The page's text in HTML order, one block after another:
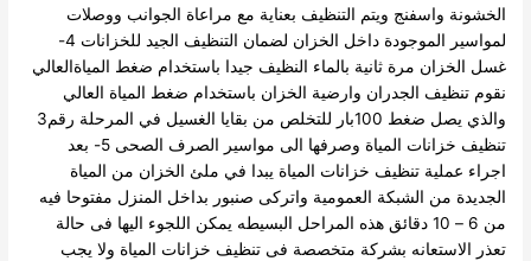
الخشونة واسفنج ويتم التنظيف بعناية مع مراعاة الجوانب ووصلات
لمواسير الموجودة داخل الخزان لضمان التنظيف الجيد للخزانات
4-
غسل الخزان مرة ثانية بالماء النظيف جيدا باستخدام ضغط المياةالعالي
نقوم تنظيف الجدران وارضية الخزان باستخدام ضغط المياة العالي
والذي يصل ضغط 100بار للتخلص من بقايا الغسيل في المرحلة رقم3
تنظيف خزانات المياة وصرفها الى مواسير الصرف الصحى
5- بعد
اجراء عملية تنظيف خزانات المياة يبدا في ملئ الخزان من المياة
الجديدة من الشبكة العمومية واتركى صنبور بداخل المنزل مفتوحا فيه
من 6 – 10 دقائق
هذه المراحل البسيطه يمكن اللجوء اليها فى حالة
تعذر الاستعانه بشركة متخصصة فى تنظيف خزانات المياة ولا يجب